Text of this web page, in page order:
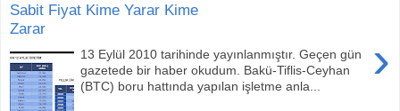
Sabit Fiyat Kime Yarar Kime
Zarar
›
13 Eylül 2010 tarihinde yayınlanmıştır. Geçen gün
gazetede bir haber okudum. Bakü-Tiflis-Ceyhan
(BTC) boru hattında yapılan işletme anla...